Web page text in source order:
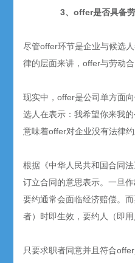
3、offer是否具备
尽管offer环节是企业与候选
律的层面来讲，offer与劳动合
现实中，offer是公司单方面
选人在表示：我希望你来我
意味着offer对企业没有法律约
根据《中华人民共和国合同
订立合同的意思表示。一旦
要约通常会面临经济赔偿。
者）时即生效，要约人（即
只要求职者同意并且符合